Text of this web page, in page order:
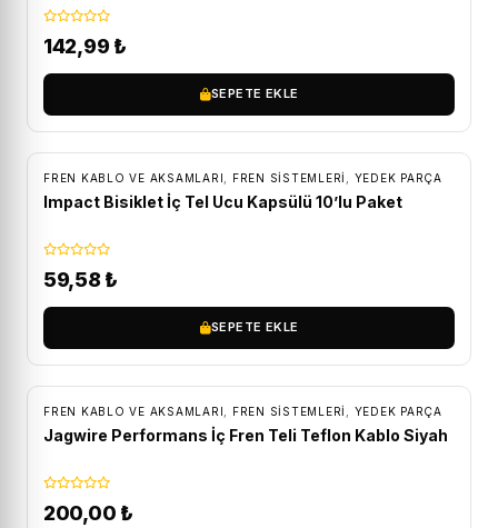
142,99₺
SEPETE EKLE
FREN KABLO VE AKSAMLARI FREN SISTEMLERI YEDEK PARÇA
Impact Bisiklet İç Tel Ucu Kapsülü 10’lu Paket
59,58 ₺
SEPETE EKLE
FREN KABLO VE AKSAMLARI FREN SISTEMLERI YEDEK PARÇA
Jagwire Performans İç Fren Teli Teflon Kablo Siyah
200,00 ₺